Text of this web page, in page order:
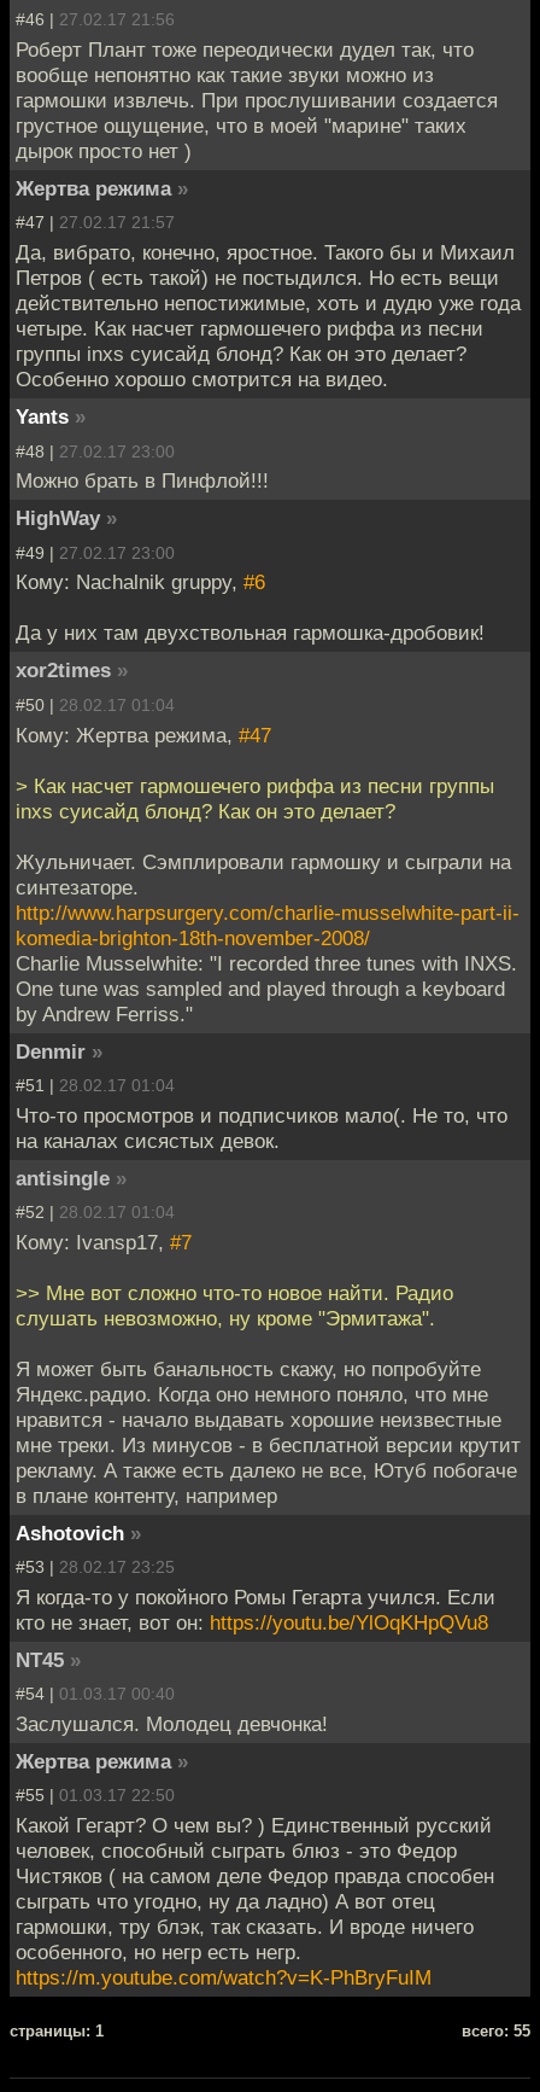
#46 | 27.02.17 21:56
Роберт Плант тоже переодически дудел так, что
вообще непонятно как такие звуки можно из
гармошки извлечь. При прослушивании создается
грустное ощущение, что в моей "марине" таких
дырок просто нет )
Жертва режима »
#47 | 27.02.17 21:57
Да, вибрато, конечно, яростное. Такого бы и Михаил
Петров ( есть такой) не постыдился. Но есть вещи
действительно непостижимые, хоть и дудю уже года
четыре. Как насчет гармошечего риффа из песни
группы inxs суисайд блонд? Как он это делает?
Особенно хорошо смотрится на видео.
Yants »
#48 | 27.02.17 23:00
Можно брать в Пинфлой!!!
HighWay »
#49 | 27.02.17 23:00
Кому: Nachalnik gruppy, #6
Да у них там двухствольная гармошка-дробовик!
xor2times »
#50 | 28.02.17 01:04
Кому: Жертва режима, #47
> Как насчет гармошечего риффа из песни группы
inxs суисайд блонд? Как он это делает?
Жульничает. Сэмплировали гармошку и сыграли на
синтезаторе.
http://www.harpsurgery.com/charlie-musselwhite-part-ii-
komedia-brighton-18th-november-2008/
Charlie Musselwhite: "I recorded three tunes with INXS.
One tune was sampled and played through a keyboard
by Andrew Ferriss."
Denmir »
#51 | 28.02.17 01:04
Что-то просмотров и подписчиков мало(. Не то, что
на каналах сисястых девок.
antisingle »
#52 | 28.02.17 01:04
Кому: Ivansp17, #7
>> Мне вот сложно что-то новое найти. Радио
слушать невозможно, ну кроме "Эрмитажа".
Я может быть банальность скажу, но попробуйте
Яндекс.радио. Когда оно немного поняло, что мне
нравится - начало выдавать хорошие неизвестные
мне треки. Из минусов - в бесплатной версии крутит
рекламу. А также есть далеко не все, Ютуб побогаче
в плане контенту, например
Ashotovich »
#53 | 28.02.17 23:25
Я когда-то у покойного Ромы Гегарта учился. Если
кто не знает, вот он: https://youtu.be/YlOqKHpQVu8
NT45 »
#54 | 01.03.17 00:40
Заслушался. Молодец девчонка!
Жертва режима »
#55 | 01.03.17 22:50
Какой Гегарт? О чем вы? ) Единственный русский
человек, способный сыграть блюз - это Федор
Чистяков ( на самом деле Федор правда способен
сыграть что угодно, ну да ладно) А вот отец
гармошки, тру блэк, так сказать. И вроде ничего
особенного, но негр есть негр.
https://m.youtube.com/watch?v=K-PhBryFuIM
cтраницы: 1 всего: 55